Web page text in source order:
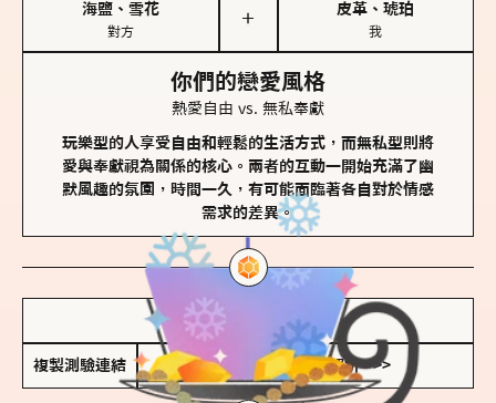
海鹽、雪花
對方
＋
皮革、琥珀
我
你們的戀愛風格
熱愛自由 vs. 無私奉獻
玩樂型的人享受自由和輕鬆的生活方式，而無私型則將
愛與奉獻視為關係的核心。兩者的互動一開始充滿了幽
默風趣的氛圍，時間一久，有可能面臨著各自對於情感
需求的差異。
儲存我的結果圖
複製測驗連結 查看香氛類型全解析 >>>